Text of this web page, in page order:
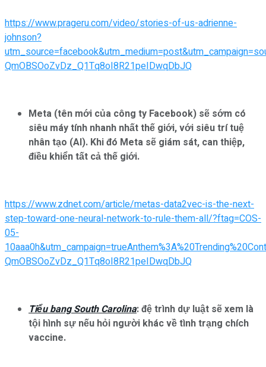
https://www.prageru.com/video/stories-of-us-adrienne-
johnson?
QmOBSOoZvDz_Q1Tq8oI8R21peIDwqDbJQ
Meta (tên mới của công ty Facebook) sẽ sớm có
siêu máy tính nhanh nhất thế giới, với siêu trí tuệ
nhân tạo (AI). Khi đó Meta sẽ giám sát, can thiệp,
điều khiển tất cả thế giới.
https://www.zdnet.com/article/metas-data2vec-is-the-next-
step-toward-one-neural-network-to-rule-them-all/?ftag=COS-
05-
QmOBSOoZvDz_Q1Tq8oI8R21peIDwqDbJQ
Tiểu bang South Carolina: đệ trình dự luật sẽ xem là
tội hình sự nếu hỏi người khác về tình trạng chích
vaccine.